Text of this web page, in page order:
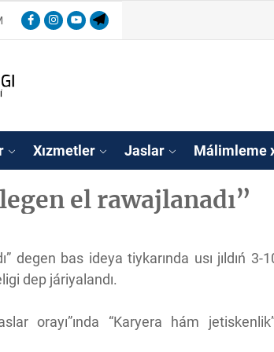
FacebookInstagram
YoutubeTelegram
Qaraqalpaqstan
Respublikasıisleri
Xızmetler Jaslar Málimleme
el rawajlanadı”
degen bas ideya tiykarında usı jıldıń 3-
dep járiyalandı.
orayı”ında “Karyera hám